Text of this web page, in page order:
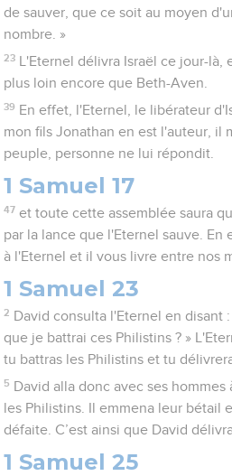
de sauver, que ce soit au moyen
nombre. »
23
L'Eternel délivra Israël ce jour-
plus loin encore que Beth-Aven.
39 En effet, l'Eternel, le libérateur
mon fils Jonathan en est l'auteur, il
peuple, personne ne lui répondit.
1 Samuel 17
47 et toute cette assemblée saura
par la lance que l'Eternel sauve.
à l'Eternel et il vous livre entre nos
1 Samuel 23
2 David consulta l'Eternel en disant
que je battrai ces Philistins ? »
tu battras les Philistins et tu
5 David alla donc avec ses
les Philistins. Il emmena leur bétail
défaite. C’est ainsi que David
1 Samuel 25